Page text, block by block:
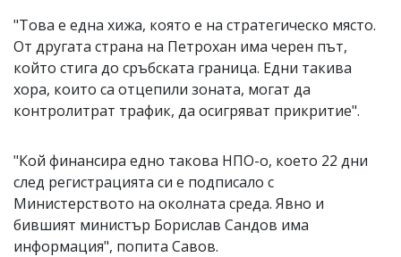
"Това е една хижа, която е на стратегическо място.
От другата страна на Петрохан има черен път,
който стига до сръбската граница. Едни такива
хора, които са отцепили зоната, могат да
контролитрат трафик, да осигряват прикритие".
"Кой финансира едно такова НПО-о, което 22 дни
след регистрацията си е подписало с
Министерството на околната среда. Явно и
бившият министър Борислав Сандов има
информация", попита Савов.